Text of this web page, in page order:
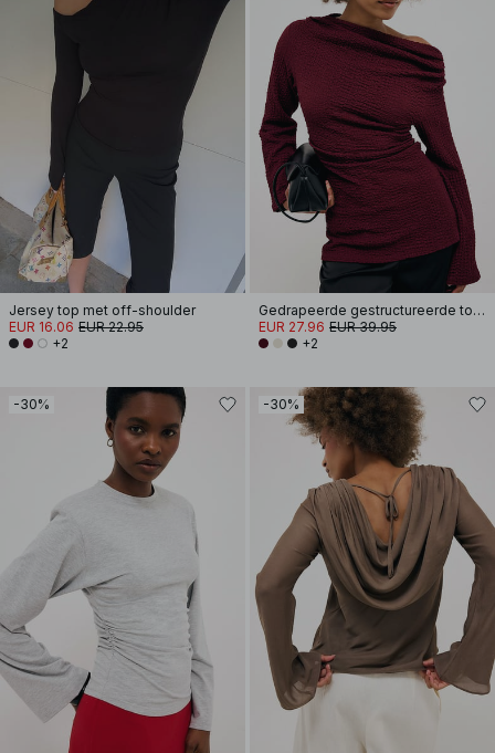
Jersey top met off-shoulder
EUR 16.06 EUR 22.95
+2
Gedrapeerde gestructureerde top met lange mouwen
EUR 27.96 EUR 39.95
+2
-30% -30%